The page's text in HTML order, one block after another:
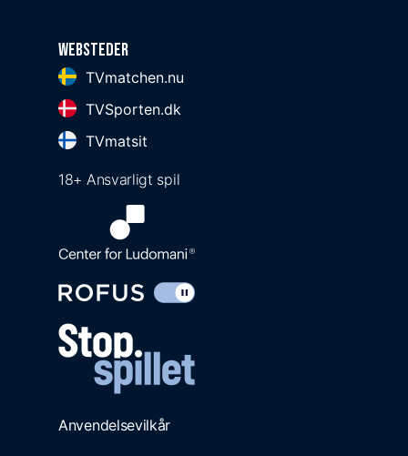
Websteder
TVmatchen.nu
TVSporten.dk
TVmatsit
18+ Ansvarligt spil
Anvendelsevilkår